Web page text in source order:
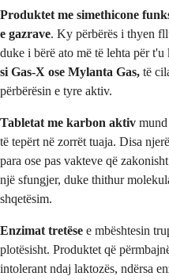
Produktet me simethicone
e gazrave. Ky përbërës i thyen
duke i bërë ato më të lehta për
si Gas-X ose Mylanta Gas, të
përbërësin e tyre aktiv.
Tabletat me karbon aktiv
të tepërt në zorrët tuaja. Disa
para ose pas vakteve që
një sfungjer, duke thithur
shqetësim.
Enzimat tretëse e mbështesin
plotësisht. Produktet që
intolerant ndaj laktozës, ndërsa